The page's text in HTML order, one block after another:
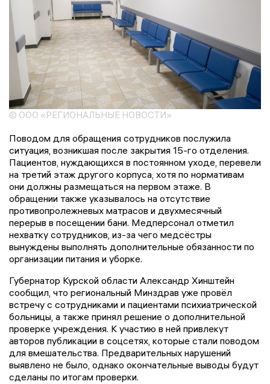
© ООО «РЕГИОНАЛЬНЫЕ НОВОСТИ»
Поводом для обращения сотрудников послужила
ситуация, возникшая после закрытия 15-го отделения.
Пациентов, нуждающихся в постоянном уходе, перевели
на третий этаж другого корпуса, хотя по нормативам
они должны размещаться на первом этаже. В
обращении также указывалось на отсутствие
противопролежневых матрасов и двухмесячный
перерыв в посещении бани. Медперсонал отметил
нехватку сотрудников, из-за чего медсёстры
вынуждены выполнять дополнительные обязанности по
организации питания и уборке.
Губернатор Курской области Александр Хинштейн
сообщил, что региональный Минздрав уже провёл
встречу с сотрудниками и пациентами психиатрической
больницы, а также принял решение о дополнительной
проверке учреждения. К участию в ней привлекут
авторов публикации в соцсетях, которые стали поводом
для вмешательства. Предварительных нарушений
выявлено не было, однако окончательные выводы будут
сделаны по итогам проверки.